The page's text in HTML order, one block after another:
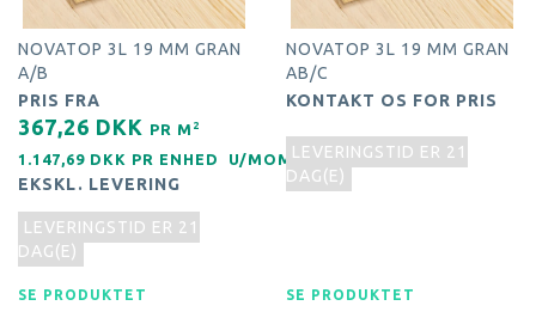
NOVATOP 3L 19 MM GRAN
A/B
PRIS FRA
367,26 DKK PR M 2
1.147,69 DKK PR ENHED U/MOMS
EKSKL. LEVERING
LEVERINGSTID ER 21
DAG(E)
SE PRODUKTET
NOVATOP 3L 19 MM GRAN
AB/C
KONTAKT OS FOR PRIS
LEVERINGSTID ER 21
DAG(E)
SE PRODUKTET